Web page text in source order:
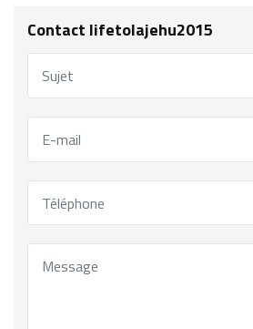
Contact lifetolajehu2015